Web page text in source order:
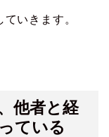
いきます。
他者と経
ている